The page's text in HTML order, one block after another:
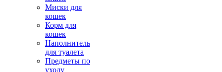
Миски для
кошек
Корм для
кошек
Наполнитель
для туалета
Предметы по
уходу